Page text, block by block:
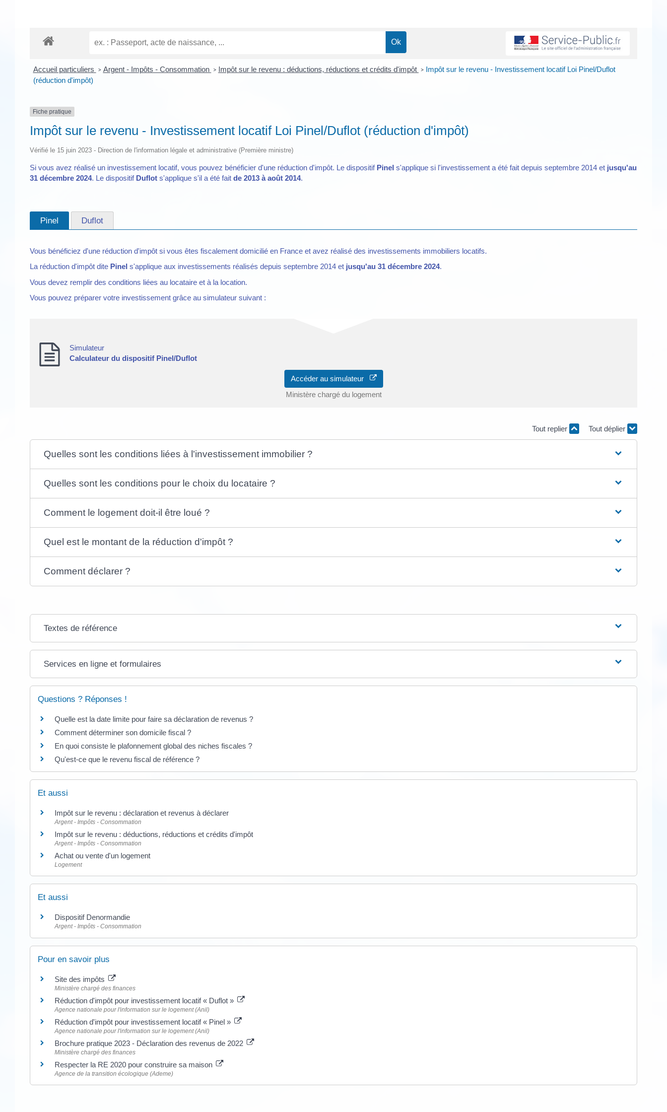
Accueil particuliers > Argent - Impôts - Consommation > Impôt sur le revenu : déductions, réductions et crédits d'impôt > Impôt sur le revenu - Investissement locatif Loi Pinel/Duflot
(réduction d'impôt)
Fiche pratique
Impôt sur le revenu - Investissement locatif Loi Pinel/Duflot (réduction d'impôt)
Vérifié le 15 juin 2023 - Direction de l'information légale et administrative (Première ministre)
Si vous avez réalisé un investissement locatif, vous pouvez bénéficier d'une réduction d'impôt. Le dispositif Pinel s'applique si l'investissement a été fait depuis septembre 2014 et jusqu'au
31 décembre 2024. Le dispositif Duflot s'applique s'il a été fait de 2013 à août 2014.
Pinel Duflot
Vous bénéficiez d'une réduction d'impôt si vous êtes fiscalement domicilié en France et avez réalisé des investissements immobiliers locatifs.
La réduction d'impôt dite Pinel s'applique aux investissements réalisés depuis septembre 2014 et jusqu'au 31 décembre 2024.
Vous devez remplir des conditions liées au locataire et à la location.
Vous pouvez préparer votre investissement grâce au simulateur suivant :
Simulateur
Calculateur du dispositif Pinel/Duflot
Accéder au simulateur
Ministère chargé du logement
Tout replier Tout déplier
Quelles sont les conditions liées à l'investissement immobilier ?
Quelles sont les conditions pour le choix du locataire ?
Comment le logement doit-il être loué ?
Quel est le montant de la réduction d'impôt ?
Comment déclarer ?
Textes de référence
Services en ligne et formulaires
Questions ? Réponses !
Quelle est la date limite pour faire sa déclaration de revenus ?
Comment déterminer son domicile fiscal ?
En quoi consiste le plafonnement global des niches fiscales ?
Qu'est-ce que le revenu fiscal de référence ?
Et aussi
Impôt sur le revenu : déclaration et revenus à déclarer
Argent - Impôts - Consommation
Impôt sur le revenu : déductions, réductions et crédits d'impôt
Argent - Impôts - Consommation
Achat ou vente d'un logement
Logement
Et aussi
Dispositif Denormandie
Argent - Impôts - Consommation
Pour en savoir plus
Site des impôts
Ministère chargé des finances
Réduction d'impôt pour investissement locatif « Duflot »
Agence nationale pour l'information sur le logement (Anil)
Réduction d'impôt pour investissement locatif « Pinel »
Agence nationale pour l'information sur le logement (Anil)
Brochure pratique 2023 - Déclaration des revenus de 2022
Ministère chargé des finances
Respecter la RE 2020 pour construire sa maison
Agence de la transition écologique (Ademe)